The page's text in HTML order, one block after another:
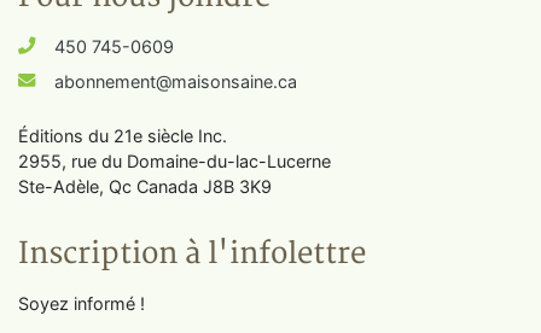
450 745-0609
abonnement@maisonsaine.ca
Éditions du 21e siècle Inc.
2955, rue du Domaine-du-lac-Lucerne
Ste-Adèle, Qc Canada J8B 3K9
Inscription à l'infolettre
Soyez informé !